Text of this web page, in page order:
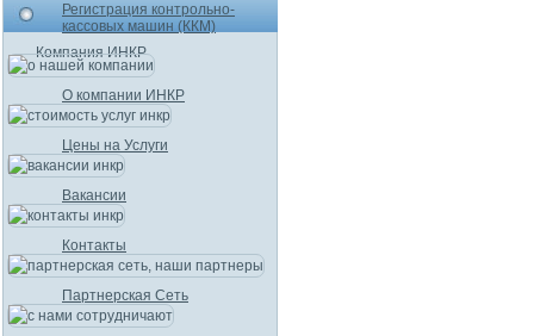
Регистрация контрольно-
кассовых машин (ККМ)
Компания ИНКР
О компании ИНКР
Цены на Услуги
Вакансии
Контакты
Партнерская Сеть